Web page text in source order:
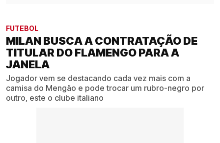
FUTEBOL
MILAN BUSCA A CONTRATAÇÃO DE
TITULAR DO FLAMENGO PARA A
JANELA
Jogador vem se destacando cada vez mais com a
camisa do Mengão e pode trocar um rubro-negro por
outro, este o clube italiano